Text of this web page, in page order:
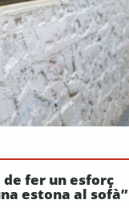
fer un esforç
estona al sofà”